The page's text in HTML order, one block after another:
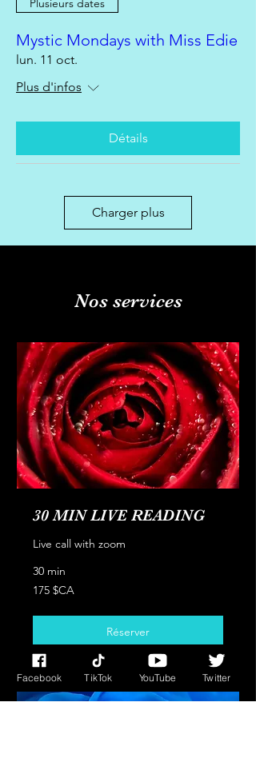
Mystic Mondays with Miss Edie
lun. 11 oct.
Plus d'infos
Détails
Charger plus
Nos services
30 MIN LIVE READING
Live call with zoom
30 min
175
dollars
175 $CA
Réserver
Facebook TikTok YouTube Twitter